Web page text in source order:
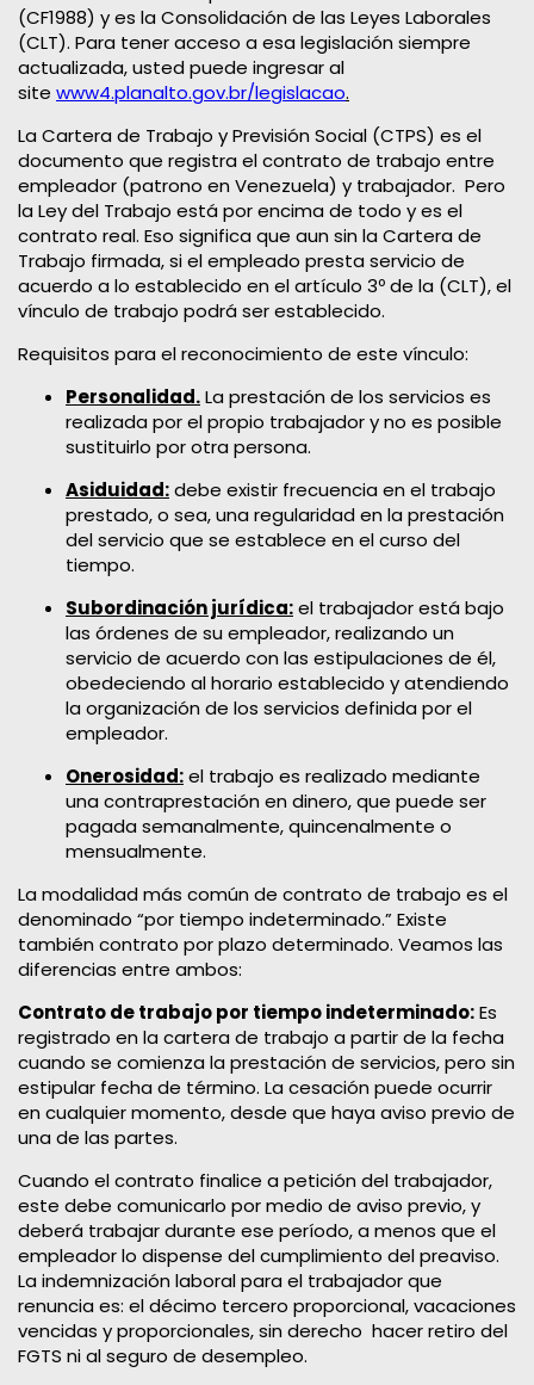
(CF1988) y es la Consolidación de las Leyes Laborales
(CLT). Para tener acceso a esa legislación siempre
actualizada, usted puede ingresar al
site www4.planalto.gov.br/legislacao.
La Cartera de Trabajo y Previsión Social (CTPS) es el
documento que registra el contrato de trabajo entre
empleador (patrono en Venezuela) y trabajador. Pero
la Ley del Trabajo está por encima de todo y es el
contrato real. Eso significa que aun sin la Cartera de
Trabajo firmada, si el empleado presta servicio de
acuerdo a lo establecido en el artículo 3º de la (CLT), el
vínculo de trabajo podrá ser establecido.
Requisitos para el reconocimiento de este vínculo:
Personalidad.La prestación de los servicios es
realizada por el propio trabajador y no es posible
sustituirlo por otra persona.
Asiduidad:debe existir frecuencia en el trabajo
prestado, o sea, una regularidad en la prestación
del servicio que se establece en el curso del
tiempo.
Subordinación jurídica:el trabajador está bajo
las órdenes de su empleador, realizando un
servicio de acuerdo con las estipulaciones de él,
obedeciendo al horario establecido y atendiendo
la organización de los servicios definida por el
empleador.
Onerosidad:el trabajo es realizado mediante
una contraprestación en dinero, que puede ser
pagada semanalmente, quincenalmente o
mensualmente.​
La modalidad más común de contrato de trabajo es el
denominado “por tiempo indeterminado.” Existe
también contrato por plazo determinado. Veamos las
diferencias entre ambos:
Contrato de trabajo por tiempo indeterminado:Es
registrado en la cartera de trabajo a partir de la fecha
cuando se comienza la prestación de servicios, pero sin
estipular fecha de término. La cesación puede ocurrir
en cualquier momento, desde que haya aviso previo de
una de las partes.
Cuando el contrato finalice a petición del trabajador,
este debe comunicarlo por medio de aviso previo, y
deberá trabajar durante ese período, a menos que el
empleador lo dispense del cumplimiento del preaviso.
La indemnización laboral para el trabajador que
renuncia es: el décimo tercero proporcional, vacaciones
vencidas y proporcionales, sin derecho hacer retiro del
FGTS ni al seguro de desempleo.